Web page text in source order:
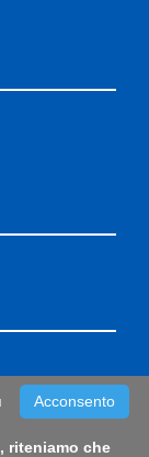
istanza per
Acconsento
riteniamo che